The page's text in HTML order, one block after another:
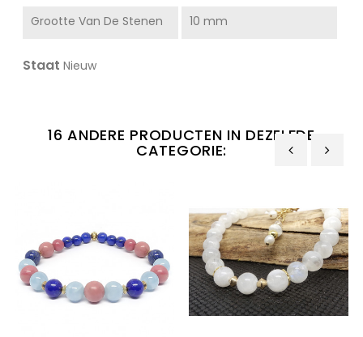
Grootte Van De Stenen 10 mm
Staat Nieuw
16 ANDERE PRODUCTEN IN DEZELFDE
CATEGORIE: